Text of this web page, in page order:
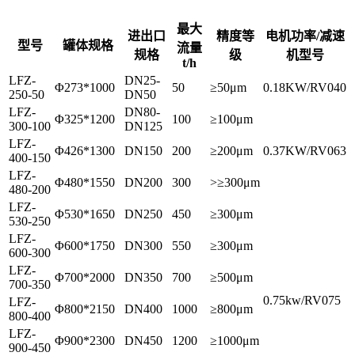
型号 罐体规格
进出口
规格
最大
流量
t/h
精度等
级
电机功率/减速
机型号
LFZ-
250-50
Φ273*1000
DN25-
DN50
50 ≥50μm
0.18KW/RV040
LFZ-
300-100
Φ325*1200
DN80-
DN125
100 ≥100μm
0.37KW/RV063
LFZ-
400-150
Φ426*1300 DN150 200
≥200μm
LFZ-
480-200
Φ480*1550 DN200 300
>≥300μm
LFZ-
530-250
Φ530*1650 DN250 450 ≥300μm
0.75kw/RV075
LFZ-
600-300
Φ600*1750 DN300 550
≥300μm
LFZ-
700-350
Φ700*2000 DN350 700
≥500μm
LFZ-
800-400
Φ800*2150 DN400 1000
≥800μm
LFZ-
900-450
Φ900*2300 DN450 1200
≥1000μm